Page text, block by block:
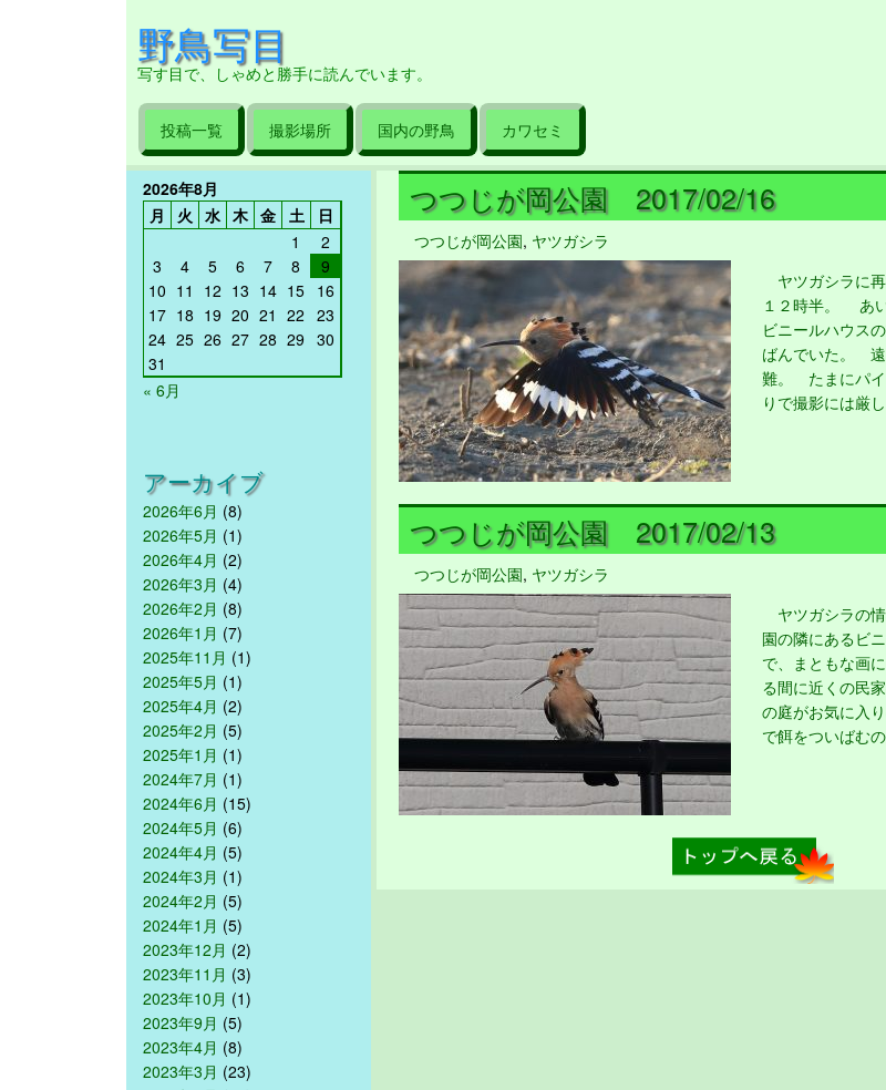
野鳥写目
写す目で、しゃめと勝手に読んでいます。
投稿一覧 撮影場所 国内の野鳥 カワセミ
2026年8月
月
火 水 木 金 土
日
1
2
3
4 5 6 7 8
9
10 11 12 13 14 15 16
17 18 19 20 21 22 23
24 25 26 27 28 29 30
31
« 6月
アーカイブ
2026年6月 (8)
2026年5月 (1)
2026年4月 (2)
2026年3月 (4)
2026年2月 (8)
2026年1月 (7)
2025年11月 (1)
2025年5月 (1)
2025年4月 (2)
2025年2月 (5)
2025年1月 (1)
2024年7月 (1)
2024年6月 (15)
2024年5月 (6)
2024年4月 (5)
2024年3月 (1)
2024年2月 (5)
2024年1月 (5)
2023年12月 (2)
2023年11月 (3)
2023年10月 (1)
2023年9月 (5)
2023年4月 (8)
2023年3月 (23)
つつじが岡公園 2017/02/16
つつじが岡公園, ヤツガシラ
ヤツガシラに
１２時半。 あい
ビニールハウス
ばんでいた。 遠
難。 たまにパイ
りで撮影には厳
つつじが岡公園 2017/02/13
つつじが岡公園, ヤツガシラ
ヤツガシラの
園の隣にあるビ
で、まともな画
る間に近くの民
の庭がお気に入
で餌をついばむ